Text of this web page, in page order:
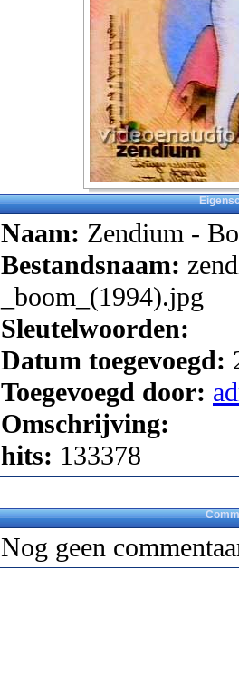
Naam: Zendium -
Bestandsnaam:
_boom_(1994).jpg
Sleutelwoorden:
Datum toegevoegd:
Toegevoegd door:
Omschrijving:
hits: 133378
Nog geen